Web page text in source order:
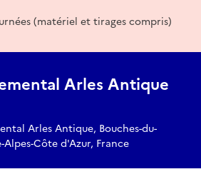
(matériel et tirages compris)
Arles Antique
Arles Antique, Bouches-du-
Alpes-Côte d'Azur, France